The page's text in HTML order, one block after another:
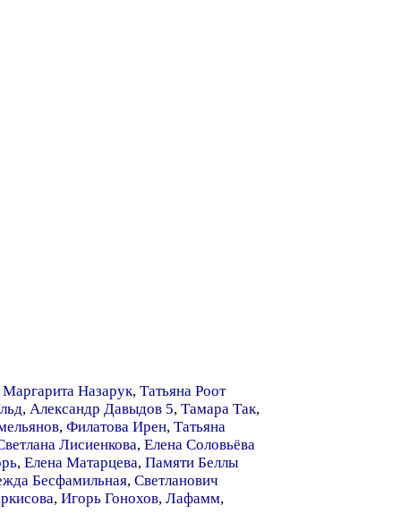
Маргарита Назарук, Татьяна Роот
, Александр Давыдов 5, Тамара Так,
, Филатова Ирен, Татьяна
Лисиенкова, Елена Соловьёва
, Елена Матарцева, Памяти Беллы
Бесфамильная, Светланович
, Игорь Гонохов, Лафамм,